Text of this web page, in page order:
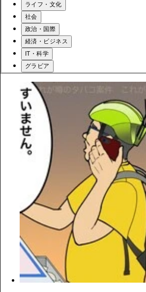
ライフ・文化
社会
政治・国際
経済・ビジネス
IT・科学
グラビア